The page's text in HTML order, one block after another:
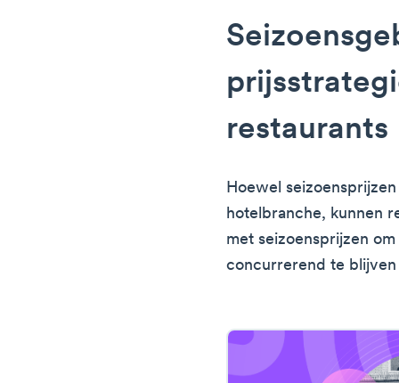
restaurants
Hoewel
hotelbranche, kunnen
met seizoensprijzen
concurrerend te